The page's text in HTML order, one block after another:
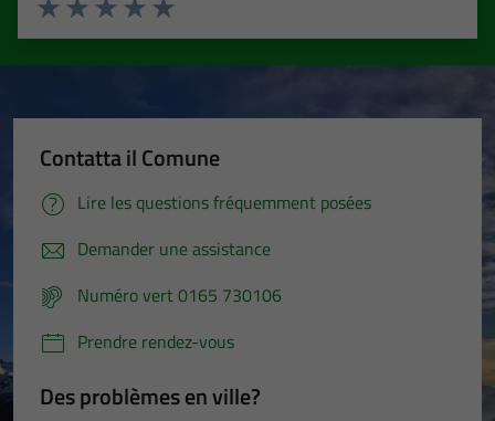
Devise 5 étoiles sur 5
Devise 4 étoiles sur 5
Devise 3 étoiles sur 5
Devise 2 étoiles sur 5
Devise 1 étoiles sur 5
Contatta il Comune
Lire les questions fréquemment posées
Demander une assistance
Numéro vert 0165 730106
Prendre rendez-vous
Des problèmes en ville?